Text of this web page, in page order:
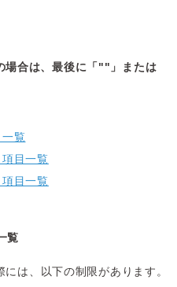
場合は、最後に「""」または
覧
目一覧
目一覧
覧
は、以下の制限があります。